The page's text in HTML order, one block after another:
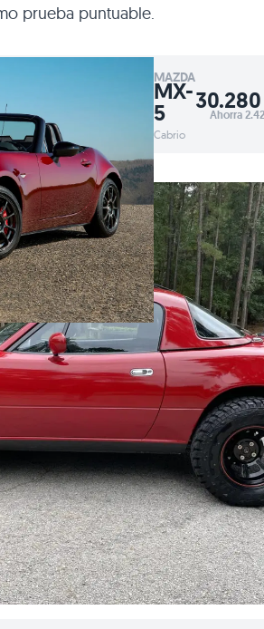
prueba puntuable.
MAZDA
MX-
5
Cabrio
Ahorra